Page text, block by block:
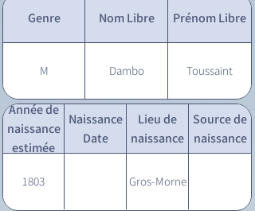
Genre Nom Libre Prénom Libre
M Dambo Toussaint
Année de
naissance
estimée
Naissance
Date
Lieu de
naissance
Source de
naissance
1803 Gros-Morne